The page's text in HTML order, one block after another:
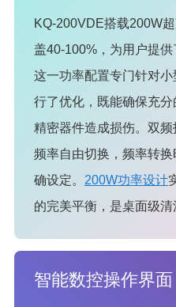
KQ-200VDE搭载200W
盖40-100%，为用户提供
这一功率配置专门针对
行了优化，既能确保充
精密器件造成损伤。双
频率自由切换，频率转
确设定。 200W功率设计
的完美平衡，是桌面级清
智能数控操作界面